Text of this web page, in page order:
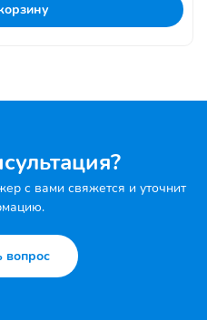
с вами свяжется и уточнит
вопрос